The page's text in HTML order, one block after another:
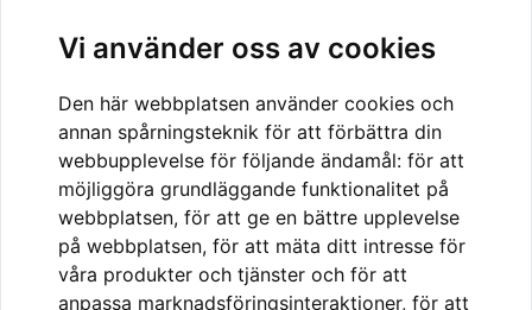
Vi använder oss av cookies
Den här webbplatsen använder cookies och
annan spårningsteknik för att förbättra din
webbupplevelse för följande ändamål: för att
möjliggöra grundläggande funktionalitet på
webbplatsen, för att ge en bättre upplevelse
på webbplatsen, för att mäta ditt intresse för
våra produkter och tjänster och för att
anpassa marknadsföringsinteraktioner, för att
KONTAKTA OSS
Telefon
08-20 55 10
E-post
info@svenska-re.se